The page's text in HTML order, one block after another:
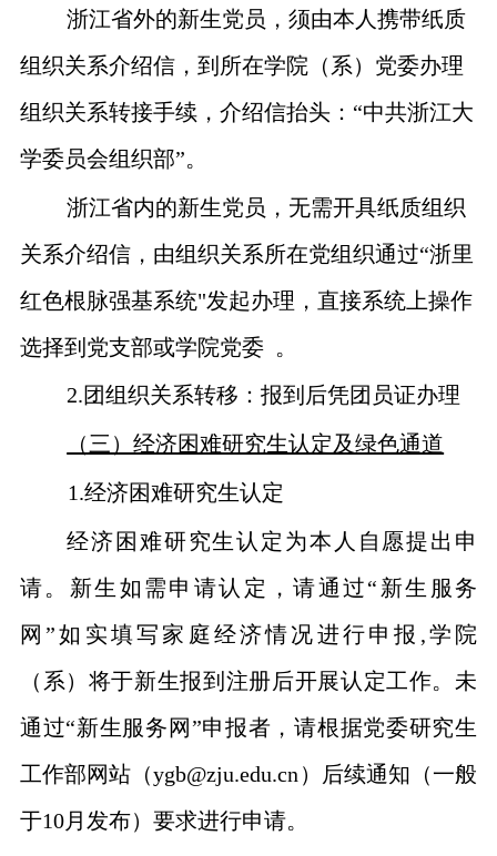
浙江省外的新生党员，须由本人携带纸质
组织关系介绍信，到所在学院（系）党委办理
组织关系转接手续，介绍信抬头：“中共浙江大
学委员会组织部”。
浙江省内的新生党员，无需开具纸质组织
关系介绍信，由组织关系所在党组织通过“浙里
红色根脉强基系统"发起办理，直接系统上操作
选择到党支部或学院党委 。
2.团组织关系转移：报到后凭团员证办理
（三）经济困难研究生认定及绿色通道
1.经济困难研究生认定
经济困难研究生认定为本人自愿提出申
请。新生如需申请认定，请通过“新生服务
网”如实填写家庭经济情况进行申报 ,学院
（系）将于新生报到注册后开展认定工作。未
通过“新生服务网”申报者，请根据党委研究生
工作部网站（ygb@zju.edu.cn ）后续通知（一般
于10月发布）要求进行申请。